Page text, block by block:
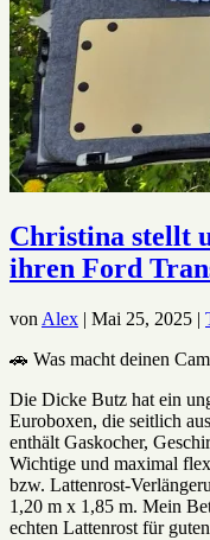
Christina stellt
ihren Ford
von Alex | Mai 25, 2025 |
🚗 Was macht deinen
Die Dicke Butz hat ein
Euroboxen, die seitlich
enthält Gaskocher,
Wichtige und maximal
bzw. Lattenrost-
1,20 m x 1,85 m. Mein
echten Lattenrost für